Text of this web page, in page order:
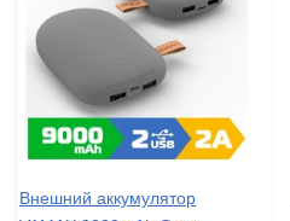
Внешний аккумулятор